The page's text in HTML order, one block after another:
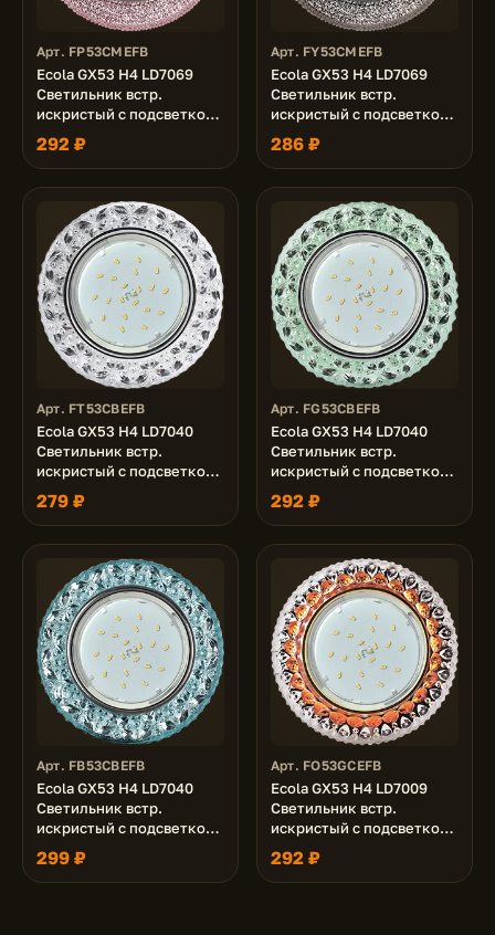
Арт. FP53CMEFB
Ecola GX53 H4 LD7069
Светильник встр.
искристый с подсветкой
"Модерн" Светло-
розовый / Хром 35x125
(к+)
292 ₽
Арт. FY53CMEFB
Ecola GX53 H4 LD7069
Светильник встр.
искристый с подсветкой
"Модерн" Тонированный /
Хром 35x125 (к+)
286 ₽
Арт. FT53CBEFB
Ecola GX53 H4 LD7040
Светильник встр.
искристый с подсветкой
"Бабочки" Прозрачный /
Хром 35x125 (к+)
279 ₽
Арт. FG53CBEFB
Ecola GX53 H4 LD7040
Светильник встр.
искристый с подсветкой
"Бабочки" Изумрудный /
Хром 35x125 (к+)
292 ₽
Арт. FB53CBEFB
Ecola GX53 H4 LD7040
Светильник встр.
искристый с подсветкой
"Бабочки" Голубой / Хром
35x125 (к+)
299 ₽
Арт. FO53GCEFB
Ecola GX53 H4 LD7009
Светильник встр.
искристый с подсветкой
"Кристалл" Прозрачный и
Янтарь / Золото 40x125
(к+)
292 ₽